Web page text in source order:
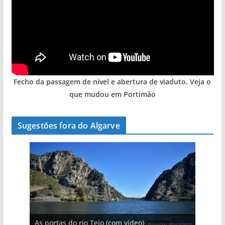
Fecho da passagem de nível e abertura de viaduto. Veja o
que mudou em Portimão
Sugestões fora do Algarve
As portas do rio Tejo (com vídeo)
A piscina natural com cascata
A aldeia mais portuguesa de Portugal (com
vídeo)